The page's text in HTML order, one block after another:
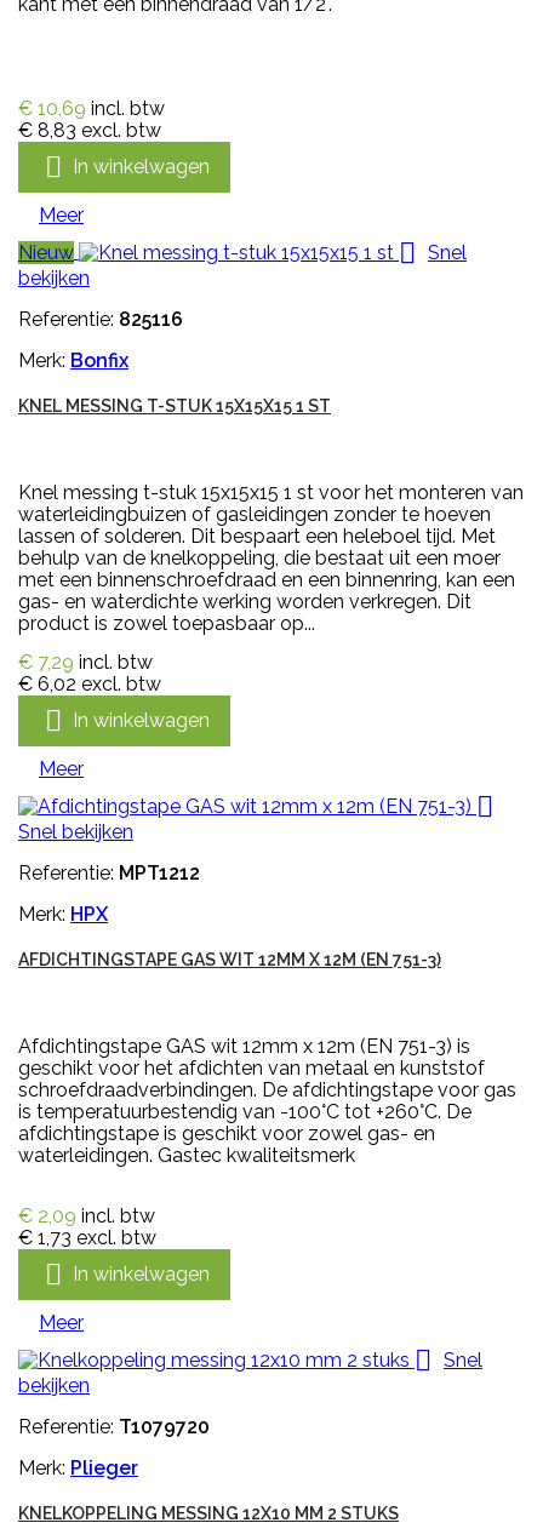
kant met een binnendraad van 1/2".
€ 10,69 incl. btw
€ 8,83 excl. btw
 In winkelwagen
Meer
Nieuw

Snel
bekijken
Referentie: 825116
Merk: Bonfix
KNEL MESSING T-STUK 15X15X15 1 ST
Knel messing t-stuk 15x15x15 1 st voor het monteren van
waterleidingbuizen of gasleidingen zonder te hoeven
lassen of solderen. Dit bespaart een heleboel tijd. Met
behulp van de knelkoppeling, die bestaat uit een moer
met een binnenschroefdraad en een binnenring, kan een
gas- en waterdichte werking worden verkregen. Dit
product is zowel toepasbaar op...
€ 7,29 incl. btw
€ 6,02 excl. btw
 In winkelwagen
Meer

Snel bekijken
Referentie: MPT1212
Merk: HPX
AFDICHTINGSTAPE GAS WIT 12MM X 12M (EN 751-3)
Afdichtingstape GAS wit 12mm x 12m (EN 751-3) is
geschikt voor het afdichten van metaal en kunststof
schroefdraadverbindingen. De afdichtingstape voor gas
is temperatuurbestendig van -100°C tot +260°C. De
afdichtingstape is geschikt voor zowel gas- en
waterleidingen. Gastec kwaliteitsmerk
€ 2,09 incl. btw
€ 1,73 excl. btw
 In winkelwagen
Meer

Snel
bekijken
Referentie: T1079720
Merk: Plieger
KNELKOPPELING MESSING 12X10 MM 2 STUKS